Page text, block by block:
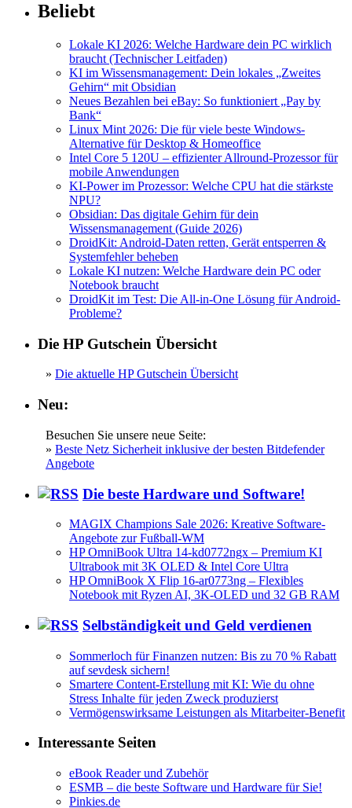
Beliebt
Lokale KI 2026: Welche Hardware dein PC wirklich
braucht (Technischer Leitfaden)
KI im Wissensmanagement: Dein lokales „Zweites
Gehirn“ mit Obsidian
Neues Bezahlen bei eBay: So funktioniert „Pay by
Bank“
Linux Mint 2026: Die für viele beste Windows-
Alternative für Desktop & Homeoffice
Intel Core 5 120U – effizienter Allround-Prozessor für
mobile Anwendungen
KI-Power im Prozessor: Welche CPU hat die stärkste
NPU?
Obsidian: Das digitale Gehirn für dein
Wissensmanagement (Guide 2026)
DroidKit: Android-Daten retten, Gerät entsperren &
Systemfehler beheben
Lokale KI nutzen: Welche Hardware dein PC oder
Notebook braucht
DroidKit im Test: Die All-in-One Lösung für Android-
Probleme?
Die HP Gutschein Übersicht
» Die aktuelle HP Gutschein Übersicht
Neu:
Besuchen Sie unsere neue Seite:
» Beste Netz Sicherheit inklusive der besten Bitdefender
Angebote
Die beste Hardware und Software!
MAGIX Champions Sale 2026: Kreative Software-
Angebote zur Fußball-WM
HP OmniBook Ultra 14-kd0772ngx – Premium KI
Ultrabook mit 3K OLED & Intel Core Ultra
HP OmniBook X Flip 16-ar0773ng – Flexibles
Notebook mit Ryzen AI, 3K-OLED und 32 GB RAM
Selbständigkeit und Geld verdienen
Sommerloch für Finanzen nutzen: Bis zu 70 % Rabatt
auf sevdesk sichern!
Smartere Content-Erstellung mit KI: Wie du ohne
Stress Inhalte für jeden Zweck produzierst
Vermögenswirksame Leistungen als Mitarbeiter-Benefit
Interessante Seiten
eBook Reader und Zubehör
ESMB – die beste Software und Hardware für Sie!
Pinkies.de